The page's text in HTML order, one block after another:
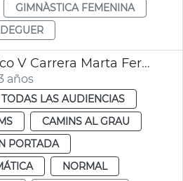
GIMNÀSTICA FEMENINA
Dispositivo tráfico V Carrera Marta Fernández
años
TODAS LAS AUDIENCIAS
CAMINS AL GRAU
PORTADA
NORMAL